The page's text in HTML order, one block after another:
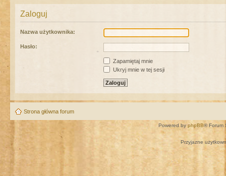
Zaloguj
Nazwa użytkownika:
Hasło:
Zapamiętaj mnie
Ukryj mnie w tej sesji
Strona główna forum
Powered by phpBB® Forum
Przyjazne